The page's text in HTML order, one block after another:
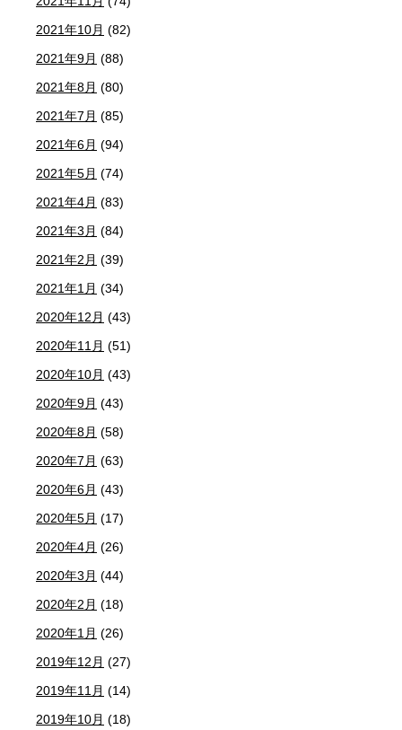
2021年10月 (82)
2021年9月 (88)
2021年8月 (80)
2021年7月 (85)
2021年6月 (94)
2021年5月 (74)
2021年4月 (83)
2021年3月 (84)
2021年2月 (39)
2021年1月 (34)
2020年12月 (43)
2020年11月 (51)
2020年10月 (43)
2020年9月 (43)
2020年8月 (58)
2020年7月 (63)
2020年6月 (43)
2020年5月 (17)
2020年4月 (26)
2020年3月 (44)
2020年2月 (18)
2020年1月 (26)
2019年12月 (27)
2019年11月 (14)
2019年10月 (18)